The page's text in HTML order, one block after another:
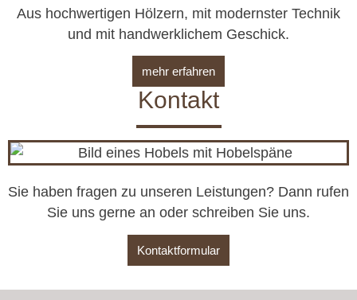
Aus hoch­wer­ti­gen Höl­zern, mit mo­derns­ter Tech­nik
und mit hand­werk­li­chem Ge­schick.
mehr erfahren
Kontakt
Sie haben fragen zu unseren Leistungen? Dann rufen
Sie uns gerne an oder schreiben Sie uns.
Kontaktformular